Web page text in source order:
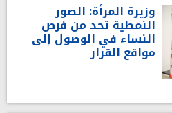
وزيرة المرأة: الصور
النمطية تحد من فرص
النساء في الوصول إلى
مواقع القرار